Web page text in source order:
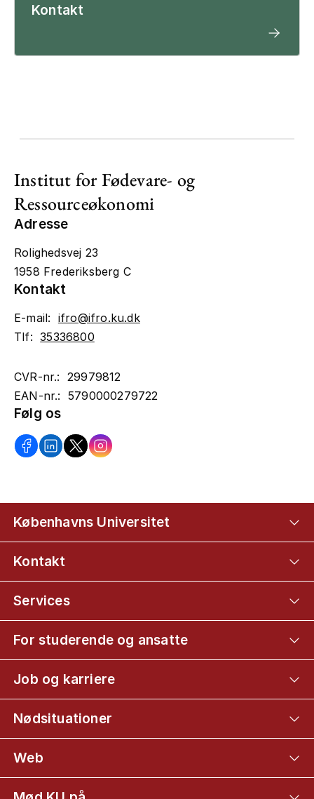
Kontakt
Institut for Fødevare- og
Ressourceøkonomi
Adresse
Rolighedsvej 23
1958 Frederiksberg C
Kontakt
E-mail: ifro@ifro.ku.dk
Tlf:35336800
CVR-nr.: 29979812
EAN-nr.: 5790000279722
Følg os
Københavns Universitet
Kontakt
Services
For studerende og ansatte
Job og karriere
Nødsituationer
Web